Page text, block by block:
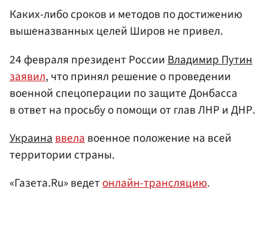
Каких-либо сроков и методов по достижению
вышеназванных целей Широв не привел.
24 февраля президент РоссииВладимир Путин
заявил, что принял решение о проведении
военной спецоперации по защите Донбасса
в ответ на просьбу о помощи от глав ЛНР и ДНР.
Украинаввелавоенное положение на всей
территории страны.
«Газета.Ru» ведетонлайн-трансляцию.